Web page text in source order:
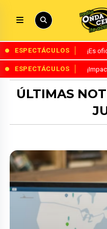
ESPECTÁCULOS ¡Es
ESPECTÁCULOS
ÚLTIMAS